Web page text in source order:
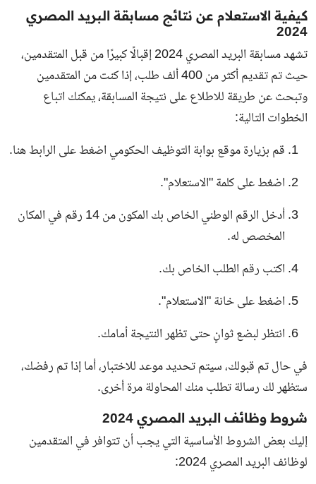
كيفية الاستعلام عن نتائج مسابقة البريد المصري
2024
تشهد مسابقة البريد المصري 2024 إقبالًا كبيرًا من قبل المتقدمين،
حيث تم تقديم أكثر من 400 ألف طلب، إذا كنت من المتقدمين
وتبحث عن طريقة للاطلاع على نتيجة المسابقة، يمكنك اتباع
الخطوات التالية:
قم بزيارة موقع بوابة التوظيف الحكومي اضغطعلى الرابط هنا.
اضغط على كلمة "الاستعلام".
أدخل الرقم الوطني الخاص بك المكون من 14 رقم في المكان
المخصص له.
اكتب رقم الطلب الخاص بك.
اضغط على خانة "الاستعلام".
انتظر لبضع ثوانٍ حتى تظهر النتيجة أمامك.
في حال تم قبولك، سيتم تحديد موعد للاختبار، أما إذا تم رفضك،
ستظهر لك رسالة تطلب منك المحاولة مرة أخرى.
شروط وظائف البريد المصري 2024
إليك بعض الشروط الأساسية التي يجب أن تتوافر في المتقدمين
لوظائف البريد المصري 2024: